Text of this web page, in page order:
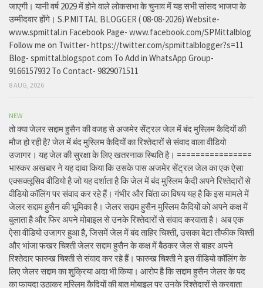
जाएगी। यानी वर्ष 2029 में होने वाले लोकसभा के चुनाव में यह सभी सांसद भाजपा के
उम्मीदवार होंगे। S.P.MITTAL BLOGGER ( 08-08-2026) Website-
www.spmittal.in Facebook Page- www.facebook.com/SPMittalblog
Follow me on Twitter- https://twitter.com/spmittalblogger?s=11
Blog- spmittal.blogspot.com To Add in WhatsApp Group-
9166157932 To Contact- 9829071511
8 AUG, 2026
NEW
तो क्या जेलर सद्दाम हुसैन की वजह से अजमेर सेंट्रल जेल में बंद मुस्लिम कैदियों की
मौज हो रही है? जेल में बंद मुस्लिम कैदियों का रिश्तेदारों से संवाद वाला वीडियो
उजागर। यह जेल की सुरक्षा के लिए खतरनाक स्थिति है। ================
भास्कर अखबार ने यह दावा किया कि उसके पास अजमेर सेंट्रल जेल का एक ऐसा
एक्सक्लूसिव वीडियो है जो यह दर्शाता है कि जेल में बंद मुस्लिम कैदी अपने रिश्तेदारों से
वीडियो कॉलिंग पर संवाद कर रहे हैं। गंभीर और चिंता का विषय यह है कि इस मामले में
जेलर सद्दाम हुसैन की भूमिका है। जेलर सद्दाम हुसैन मुस्लिम कैदियों को अपने कक्ष में
बुलाता है और फिर अपने मोबाइल से उनके रिश्तेदारों से संवाद करवाता है। अब एक
ऐसा वीडियो उजागर हुआ है, जिसमें जेल में बंद ताहिर चिश्ती, उसका बेटा तौफीक चिश्ती
और भांजा फखर चिश्ती जेलर सद्दाम हुसैन के कक्ष में बैठकर जेल से बाहर अपने
रिश्तेदार फारुख चिश्ती से संवाद कर रहे हैं। फारुख चिश्ती ने इस वीडियो कॉलिंग के
लिए जेलर सद्दाम का शुक्रिया अदा भी किया। आरोप है कि सद्दाम हुसैन जेलर के पद
का फायदा उठाकर मुस्लिम कैदियों की बात मोबाइल पर उनके रिश्तेदारों से करवाता